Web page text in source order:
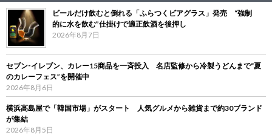
ビールだけ飲むと倒れる「ふらつくビアグラス」発売 “強制
的に水を飲む”仕掛けで適正飲酒を後押し
2026年8月7日
セブン‐イレブン、カレー15商品を一斉投入 名店監修から冷製うどんまで“夏
のカレーフェス”を開催中
2026年8月6日
横浜高島屋で「韓国市場」がスタート 人気グルメから雑貨まで約30ブランド
が集結
2026年8月5日